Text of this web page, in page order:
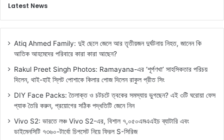
র
ডি
Latest News
Atiq Ahmed Family: দুই ছেলে জেলে আর তৃতীয়জন দুর্ঘটনায় নিহত, জানেন কি
আতিক আহমেদের পরিবারে কারা কারা আছেন?
Rakul Preet Singh Photos: Ramayana-এর ‘শূর্পণখা’ সাহসিকতার পরিচয়
দিলেন, থাই-হাই স্লিট পোশাকে কিলার পোজ দিলেন রাকুল প্রীত সিং
DIY Face Packs: তৈলাক্ত ও চটচটে ত্বকের সমস্যায় ভুগছেন? এই ৩টি ঘরোয়া ফেস
প্যাক তৈরি করুন, প্রয়োগের সঠিক পদ্ধতিটি জেনে নিন
Vivo S2: ভারতে লঞ্চ Vivo S2-এর, বিশাল ৭,০৫০এমএএইচ ব্যাটারি এবং
ডাইমেনসিটি ৭৩৬০-টার্বো চিপসেট নিয়ে ফিরল S-সিরিজ